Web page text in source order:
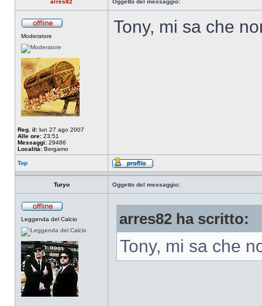
arres82 Oggetto del messaggio:
Moderatore
Reg. il: lun 27 ago 2007
Alle ore: 23:51
Messaggi: 29486
Località: Bergamo
Tony, mi sa che
Top
Turyo Oggetto del messaggio:
Leggenda del Calcio arres82 ha scritto:
Tony, mi sa che